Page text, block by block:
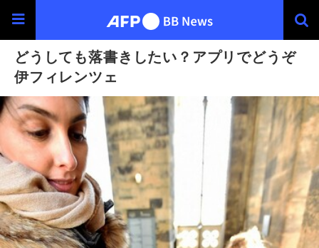
どうしても落書きしたい？アプリでどうぞ
伊フィレンツェ